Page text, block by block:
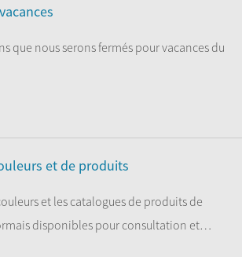
que nous serons fermés pour vacances du
et de produits
et les catalogues de produits de
disponibles pour consultation et